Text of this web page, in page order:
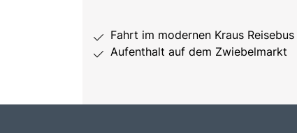
Fahrt im modernen Kraus Reisebus
Aufenthalt auf dem Zwiebelmarkt